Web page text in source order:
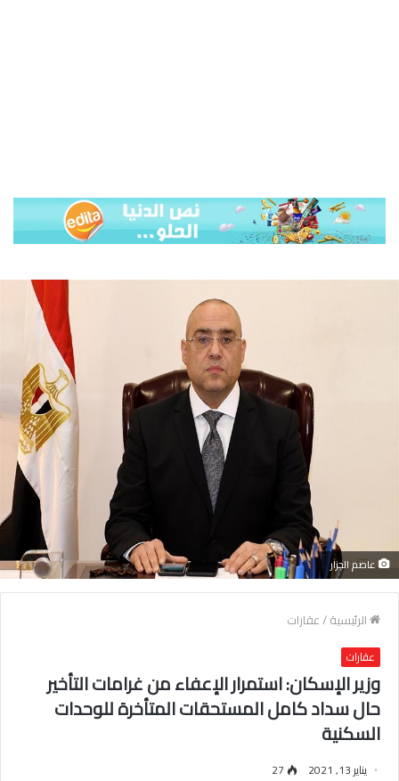
عاصم الجزار
الرئيسية/عقارات
عقارات
وزير الإسكان: استمرار الإعفاء من غرامات التأخير
حال سداد كامل المستحقات المتأخرة للوحدات
السكنية
يناير 13, 2021 27